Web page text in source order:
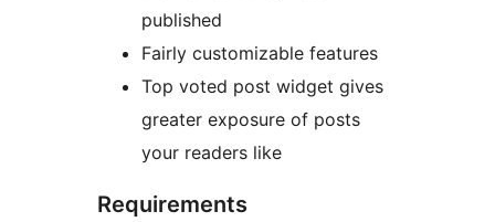
published
Fairly customizable features
Top voted post widget gives
greater exposure of posts
your readers like
Requirements